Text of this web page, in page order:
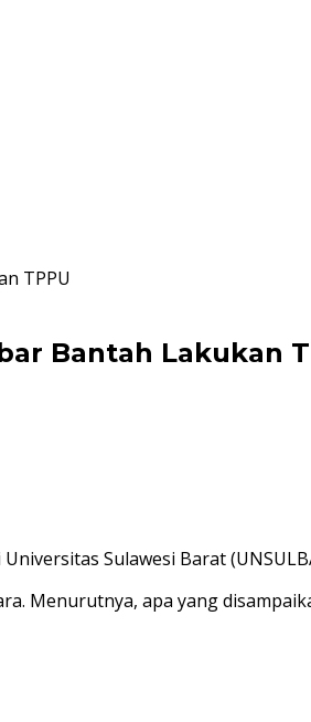
TPPU
Bantah Lakukan
Sulawesi Barat
Menurutnya, apa yang